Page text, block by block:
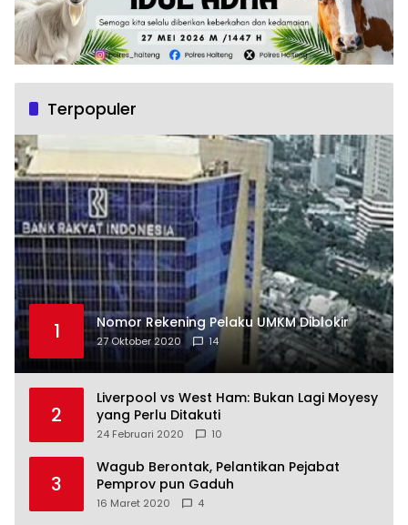
Terpopuler
1 Nomor Rekening Pelaku UMKM Diblokir
27 Oktober 2020 14
2
Liverpool vs West Ham: Bukan Lagi Moyesy
yang Perlu Ditakuti
24 Februari 2020 10
3
Wagub Berontak, Pelantikan Pejabat
Pemprov pun Gaduh
16 Maret 2020 4